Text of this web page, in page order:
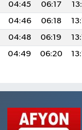
04:45 06:17
04:46 06:18
04:48 06:19
04:49 06:20